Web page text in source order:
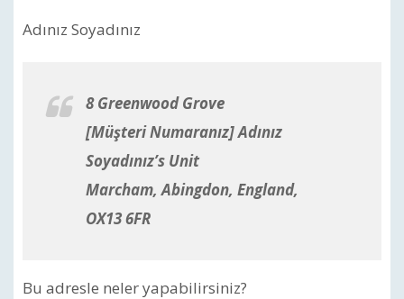
Adınız Soyadınız
8 Greenwood Grove
[Müşteri Numaranız] Adınız
Soyadınız’s Unit
Marcham, Abingdon, England,
OX13 6FR
Bu adresle neler yapabilirsiniz?